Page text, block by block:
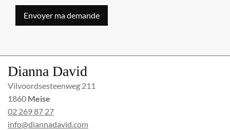
Envoyer ma demande
Dianna David
Vilvoordsesteenweg 211
1860 Meise
02 269 87 27
info@diannadavid.com